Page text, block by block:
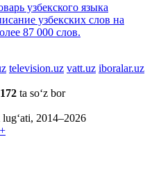
узбекского языка
узбекских слов на
87 000 слов.
television.uz vatt.uz iboralar.uz
ta so‘z bor
2014–2026